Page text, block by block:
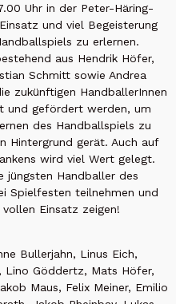
Uhr in der Peter-Häring-
und viel Begeisterung
zu erlernen.
aus Hendrik Höfer,
Schmitt sowie Andrea
zukünftigen HandballerInnen
und gefördert werden, um
des Handballspiels zu
Hintergrund gerät. Auch auf
wird viel Wert gelegt.
jüngsten Handballer des
Spielfesten teilnehmen und
Einsatz zeigen!
Bullerjahn, Linus Eich,
Lino Göddertz, Mats Höfer,
Maus, Felix Meiner, Emilio